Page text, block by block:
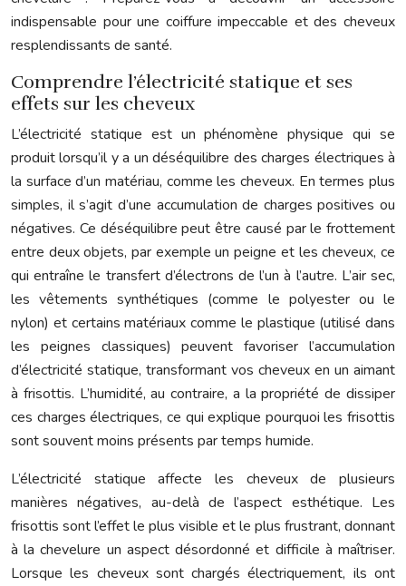
indispensable pour une coiffure impeccable et des cheveux
resplendissants de santé.
Comprendre l’électricité statique et ses
effets sur les cheveux
L’électricité statique est un phénomène physique qui se
produit lorsqu’il y a un déséquilibre des charges électriques à
la surface d’un matériau, comme les cheveux. En termes plus
simples, il s’agit d’une accumulation de charges positives ou
négatives. Ce déséquilibre peut être causé par le frottement
entre deux objets, par exemple un peigne et les cheveux, ce
qui entraîne le transfert d’électrons de l’un à l’autre. L’air sec,
les vêtements synthétiques (comme le polyester ou le
nylon) et certains matériaux comme le plastique (utilisé dans
les peignes classiques) peuvent favoriser l’accumulation
d’électricité statique, transformant vos cheveux en un aimant
à frisottis. L’humidité, au contraire, a la propriété de dissiper
ces charges électriques, ce qui explique pourquoi les frisottis
sont souvent moins présents par temps humide.
L’électricité statique affecte les cheveux de plusieurs
manières négatives, au-delà de l’aspect esthétique. Les
frisottis sont l’effet le plus visible et le plus frustrant, donnant
à la chevelure un aspect désordonné et difficile à maîtriser.
Lorsque les cheveux sont chargés électriquement, ils ont